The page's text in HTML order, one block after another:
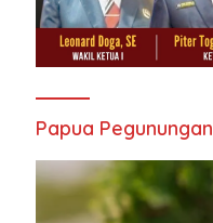
Papua Pegunungan